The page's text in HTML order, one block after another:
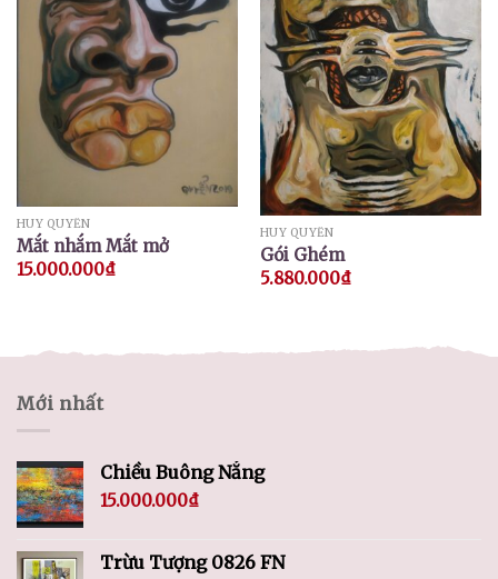
HUY QUYỂN
Mắt nhắm Mắt mở
15.000.000₫
HUY QUYỂN
Gói Ghém
5.880.000₫
Mới nhất
Chiều Buông Nắng
15.000.000₫
Trừu Tượng 0826 FN